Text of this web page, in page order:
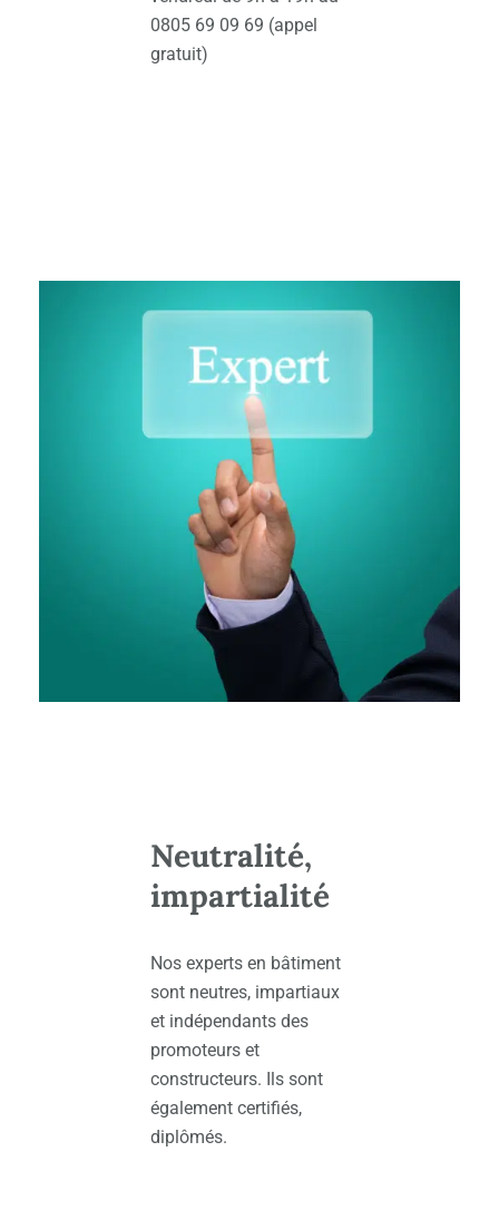
0805 69 09 69 (appel
gratuit)
Neutralité,
impartialité
Nos experts en bâtiment
sont neutres, impartiaux
et indépendants des
promoteurs et
constructeurs. Ils sont
également certifiés,
diplômés.